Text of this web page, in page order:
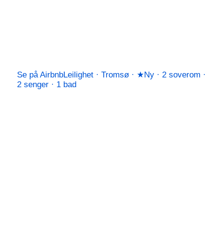
Se på AirbnbLeilighet · Tromsø · ★Ny · 2 soverom ·
2 senger · 1 bad